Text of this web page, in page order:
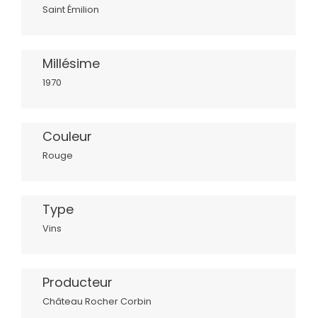
Saint Émilion
Millésime
1970
Couleur
Rouge
Type
Vins
Producteur
Château Rocher Corbin